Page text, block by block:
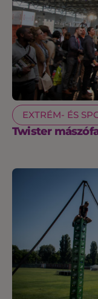
EXTRÉM- ÉS
Twister